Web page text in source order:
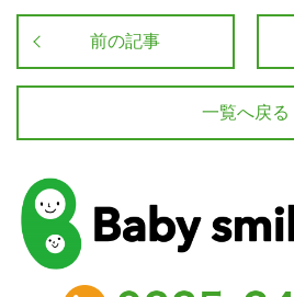
前の記事
一覧へ戻る
baby smile